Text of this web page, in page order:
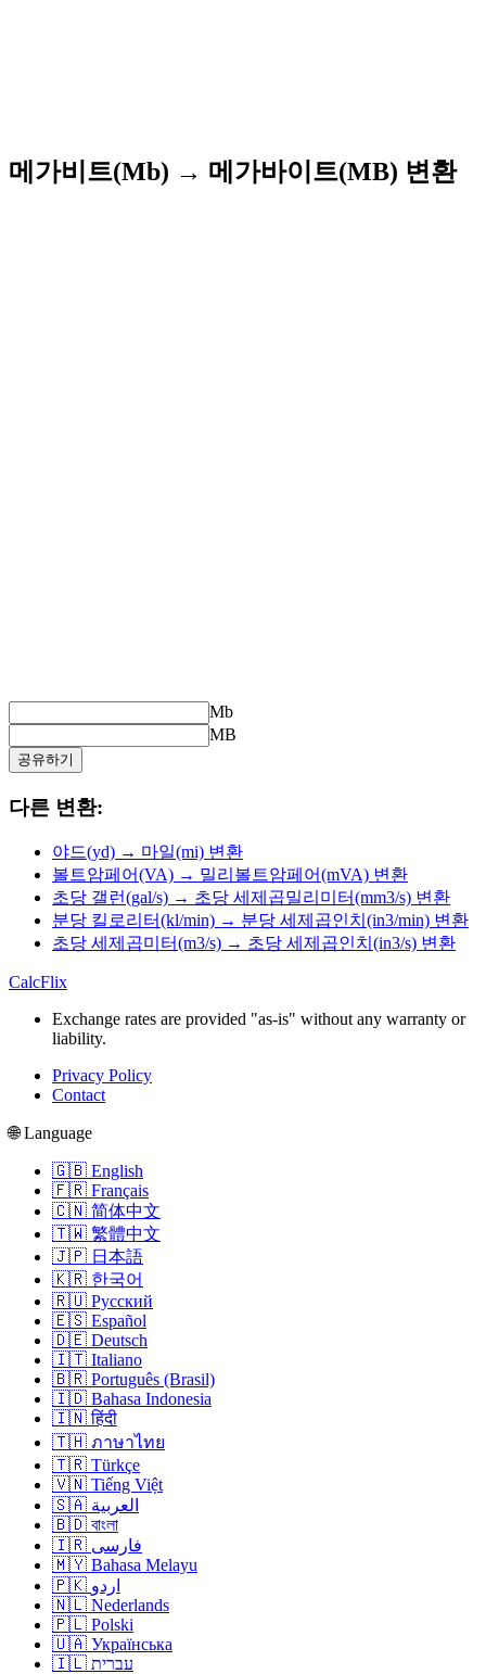
메가비트(Mb) → 메가바이트(MB) 변환
Mb
MB
공유하기
다른 변환:
야드(yd) → 마일(mi) 변환
볼트암페어(VA) → 밀리볼트암페어(mVA) 변환
초당 갤런(gal/s) → 초당 세제곱밀리미터(mm3/s) 변환
분당 킬로리터(kl/min) → 분당 세제곱인치(in3/min) 변환
초당 세제곱미터(m3/s) → 초당 세제곱인치(in3/s) 변환
CalcFlix
Exchange rates are provided "as-is" without any warranty or
liability.
Privacy Policy
Contact
🌐 Language
🇬🇧 English
🇫🇷 Français
🇨🇳 简体中文
🇹🇼 繁體中文
🇯🇵 日本語
🇰🇷 한국어
🇷🇺 Русский
🇪🇸 Español
🇩🇪 Deutsch
🇮🇹 Italiano
🇧🇷 Português (Brasil)
🇮🇩 Bahasa Indonesia
🇮🇳 हिंदी
🇹🇭 ภาษาไทย
🇹🇷 Türkçe
🇻🇳 Tiếng Việt
🇸🇦 العربية
🇧🇩 বাংলা
🇮🇷 فارسی
🇲🇾 Bahasa Melayu
🇵🇰 اردو
🇳🇱 Nederlands
🇵🇱 Polski
🇺🇦 Українська
🇮🇱 עברית